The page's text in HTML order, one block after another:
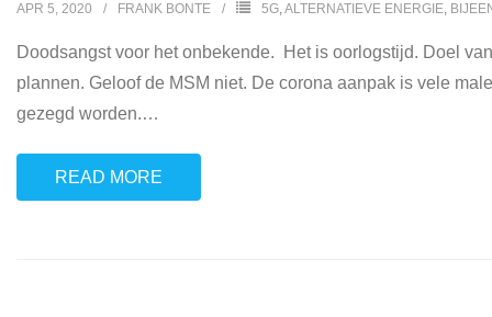
APR 5, 2020 FRANK BONTE 5G,ALTERNATIEVE ENERGIE,
Doodsangst voor het onbekende. Het is oorlogstijd. Doel
plannen. Geloof de MSM niet. De corona aanpak is vele
gezegd worden.…
READ MORE